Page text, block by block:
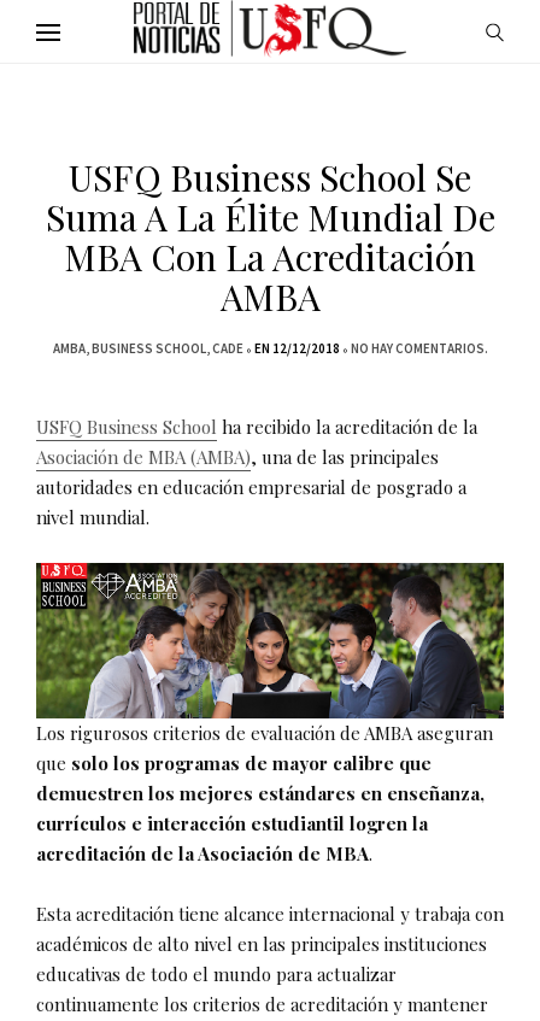
USFQ Business School Se
Suma A La Élite Mundial De
MBA Con La Acreditación
AMBA
AMBA BUSINESS SCHOOL CADE EN 12/12/2018 NO HAY COMENTARIOS.
USFQ Business School ha recibido la acreditación de la
Asociación de MBA (AMBA), una de las principales
autoridades en educación empresarial de posgrado a
nivel mundial.
Los rigurosos criterios de evaluación de AMBA aseguran
que solo los programas de mayor calibre que
demuestren los mejores estándares en enseñanza,
currículos e interacción estudiantil logren la
acreditación de la Asociación de MBA.
Esta acreditación tiene alcance internacional y trabaja con
académicos de alto nivel en las principales instituciones
educativas de todo el mundo para actualizar
continuamente los criterios de acreditación y mantener